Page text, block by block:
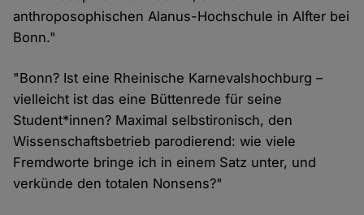
anthroposophischen Alanus-Hochschule in Alfter bei
Bonn."
"Bonn? Ist eine Rheinische Karnevalshochburg –
vielleicht ist das eine Büttenrede für seine
Student*innen? Maximal selbstironisch, den
Wissenschaftsbetrieb parodierend: wie viele
Fremdworte bringe ich in einem Satz unter, und
verkünde den totalen Nonsens?"